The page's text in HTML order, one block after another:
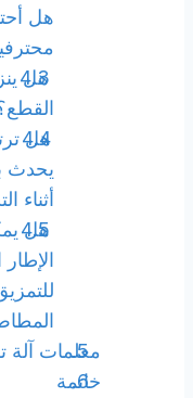
هل
هل
هل
يحدث
أثناء
هل
معلمات آلة
خاتمة